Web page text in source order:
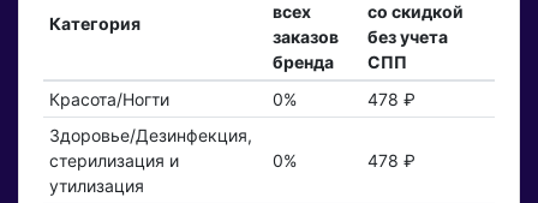
Категория
всех
заказов
бренда
со скидкой
без учета
СПП
Красота/Ногти
0%
478 ₽
Здоровье/Дезинфекция,
стерилизация и
утилизация
0% 478 ₽